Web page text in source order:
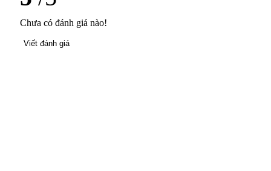
Chưa có đánh giá nào!
Viết đánh giá